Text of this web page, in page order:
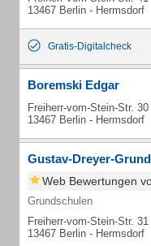
13467 Berlin - Hermsdorf
Gratis-Digitalcheck
Boremski Edgar
Freiherr-vom-Stein-Str. 30
13467 Berlin - Hermsdorf
Gustav-Dreyer-
Web Bewertungen
Grundschulen
Freiherr-vom-Stein-Str. 31
13467 Berlin - Hermsdorf